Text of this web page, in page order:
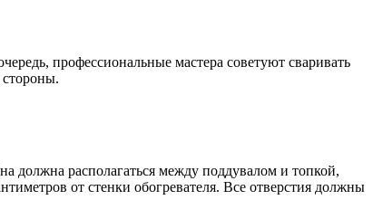
профессиональные мастера советуют сваривать
должна располагаться между поддувалом и топкой,
от стенки обогревателя. Все отверстия должны